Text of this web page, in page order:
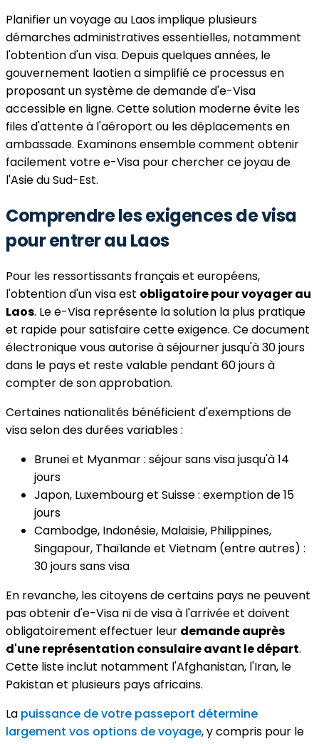
Planifier un voyage au Laos implique plusieurs
démarches administratives essentielles, notamment
l'obtention d'un visa. Depuis quelques années, le
gouvernement laotien a simplifié ce processus en
proposant un système de demande d'e-Visa
accessible en ligne. Cette solution moderne évite les
files d'attente à l'aéroport ou les déplacements en
ambassade. Examinons ensemble comment obtenir
facilement votre e-Visa pour chercher ce joyau de
l'Asie du Sud-Est.
Comprendre les exigences de visa
pour entrer au Laos
Pour les ressortissants français et européens,
l'obtention d'un visa est obligatoire pour voyager au
Laos. Le e-Visa représente la solution la plus pratique
et rapide pour satisfaire cette exigence. Ce document
électronique vous autorise à séjourner jusqu'à 30 jours
dans le pays et reste valable pendant 60 jours à
compter de son approbation.
Certaines nationalités bénéficient d'exemptions de
visa selon des durées variables :
Brunei et Myanmar : séjour sans visa jusqu'à 14
jours
Japon, Luxembourg et Suisse : exemption de 15
jours
Cambodge, Indonésie, Malaisie, Philippines,
Singapour, Thaïlande et Vietnam (entre autres) :
30 jours sans visa
En revanche, les citoyens de certains pays ne peuvent
pas obtenir d'e-Visa ni de visa à l'arrivée et doivent
obligatoirement effectuer leur demande auprès
d'une représentation consulaire avant le départ.
Cette liste inclut notamment l'Afghanistan, l'Iran, le
Pakistan et plusieurs pays africains.
La puissance de votre passeport détermine
largement vos options de voyage, y compris pour le